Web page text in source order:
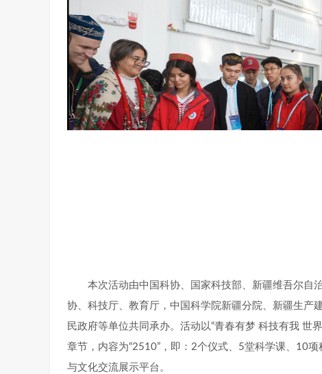
本次活动由中国科协、国家科技部、新疆维吾尔自
协、科技厅、教育厅，中国科学院新疆分院、新疆生产
民政府等单位共同承办。活动以“青春有梦 科技有我 世
章节，内容为“2510”，即：2个仪式、5堂科学课、10
与文化交流展示平台。